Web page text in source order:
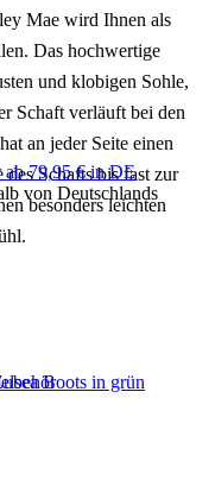
Mae wird Ihnen als
Das hochwertige
und klobigen Sohle,
Schaft verläuft bei den
an jeder Seite einen
des Schafts bis fast zur
besonders leichten
ab 79,95 € in DE
von Deutschlands
Boots in grün